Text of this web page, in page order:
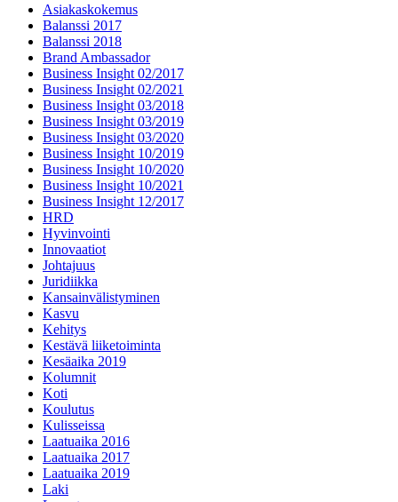
Asiakaskokemus
Balanssi 2017
Balanssi 2018
Brand Ambassador
Business Insight 02/2017
Business Insight 02/2021
Business Insight 03/2018
Business Insight 03/2019
Business Insight 03/2020
Business Insight 10/2019
Business Insight 10/2020
Business Insight 10/2021
Business Insight 12/2017
HRD
Hyvinvointi
Innovaatiot
Johtajuus
Juridiikka
Kansainvälistyminen
Kasvu
Kehitys
Kestävä liiketoiminta
Kesäaika 2019
Kolumnit
Koti
Koulutus
Kulisseissa
Laatuaika 2016
Laatuaika 2017
Laatuaika 2019
Laki